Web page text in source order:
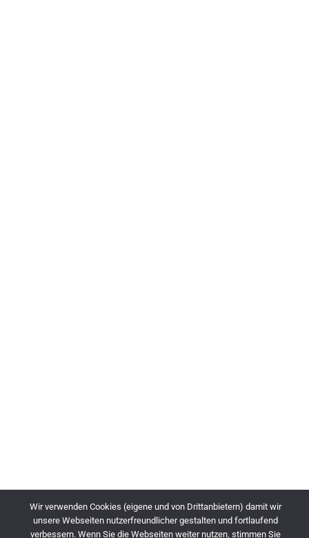
Wir verwenden Cookies (eigene und von Drittanbietern) damit wir
unsere Webseiten nutzerfreundlicher gestalten und fortlaufend
verbessern. Wenn Sie die Webseiten weiter nutzen, stimmen Sie